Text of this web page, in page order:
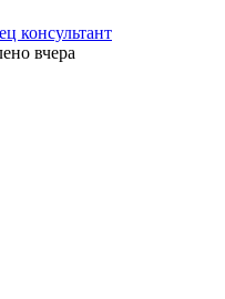
консультант
вчера